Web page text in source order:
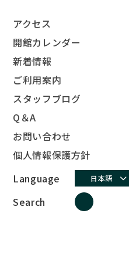
アクセス
開館カレンダー
新着情報
ご利用案内
スタッフブログ
Q＆A
お問い合わせ
個人情報保護方針
Language
日本語
Search